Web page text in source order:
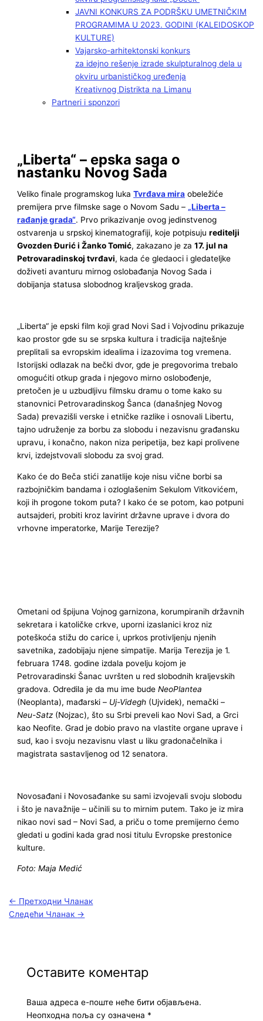
JAVNI KONKURS ZA PODRŠKU UMETNIČKIM
PROGRAMIMA U 2023. GODINI (KALEIDOSKOP
KULTURE)
Vajarsko-arhitektonski konkurs
za idejno rešenje izrade skulpturalnog dela u
okviru urbanističkog uređenja
Kreativnog Distrikta na Limanu
Partneri i sponzori
„Liberta“ – epska saga o
nastanku Novog Sada
Veliko finale programskog lukaTvrđava mira obeležiće
premijera prve filmske sage o Novom Sadu – „Liberta –
rađanje grada“. Prvo prikazivanje ovog jedinstvenog
ostvarenja u srpskoj kinematografiji, koje potpisujureditelji
Gvozden Đurić i Žanko Tomić, zakazano je za17. jul na
Petrovaradinskoj tvrđavi, kada će gledaoci i gledateljke
doživeti avanturu mirnog oslobađanja Novog Sada i
dobijanja statusa slobodnog kraljevskog grada.
„Liberta“ je epski film koji grad Novi Sad i Vojvodinu prikazuje
kao prostor gde su se srpska kultura i tradicija najtešnje
preplitali sa evropskim idealima i izazovima tog vremena.
Istorijski odlazak na bečki dvor, gde je pregovorima trebalo
omogućiti otkup grada i njegovo mirno oslobođenje,
pretočen je u uzbudljivu filmsku dramu o tome kako su
stanovnici Petrovaradinskog Šanca (današnjeg Novog
Sada) prevazišli verske i etničke razlike i osnovali Libertu,
tajno udruženje za borbu za slobodu i nezavisnu građansku
upravu, i konačno, nakon niza peripetija, bez kapi prolivene
krvi, izdejstvovali slobodu za svoj grad.
Kako će do Beča stići zanatlije koje nisu vične borbi sa
razbojničkim bandama i ozloglašenim Sekulom Vitkovićem,
koji ih progone tokom puta? I kako će se potom, kao potpuni
autsajderi, probiti kroz lavirint državne uprave i dvora do
vrhovne imperatorke, Marije Terezije?
Ometani od špijuna Vojnog garnizona, korumpiranih državnih
sekretara i katoličke crkve, uporni izaslanici kroz niz
poteškoća stižu do carice i, uprkos protivljenju njenih
savetnika, zadobijaju njene simpatije. Marija Terezija je 1.
februara 1748. godine izdala povelju kojom je
Petrovaradinski Šanac uvršten u red slobodnih kraljevskih
gradova. Odredila je da mu ime budeNeoPlantea
(Neoplanta), mađarski – Uj-Videgh (Ujvidek), nemački –
Neu-Satz (Nojzac), što su Srbi preveli kao Novi Sad, a Grci
kao Neofite. Grad je dobio pravo na vlastite organe uprave i
sud, kao i svoju nezavisnu vlast u liku gradonačelnika i
magistrata sastavljenog od 12 senatora.
Novosađani i Novosađanke su sami izvojevali svoju slobodu
i što je navažnije – učinili su to mirnim putem. Tako je iz mira
nikao novi sad – Novi Sad, a priču o tome premijerno ćemo
gledati u godini kada grad nosi titulu Evropske prestonice
kulture.
Foto: Maja Medić
← Претходни Чланак
Следећи Чланак →
Оставите коментар
Ваша адреса е-поште неће бити објављена.
Неопходна поља су означена *